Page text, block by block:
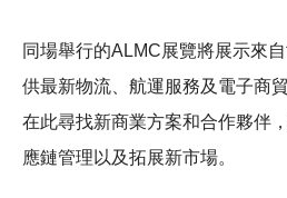
同場舉行的ALMC展覽將展示來
供最新物流、航運服務及電子商
在此尋找新商業方案和合作夥伴
應鏈管理以及拓展新市場。